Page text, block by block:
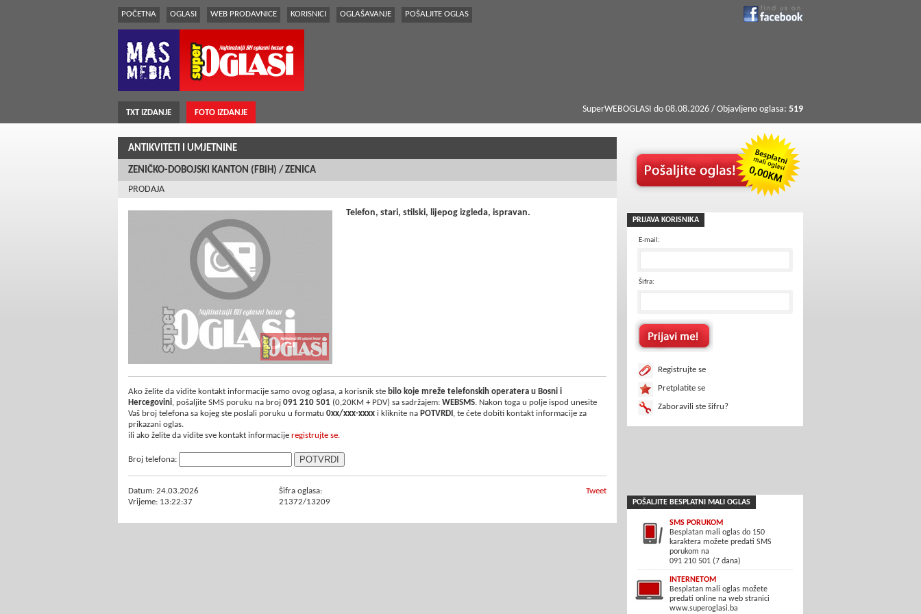
POČETNA OGLASI WEB PRODAVNICE KORISNICI OGLAŠAVANJE POŠALJITE OGLAS
TXT IZDANJE FOTO IZDANJE SuperWEBOGLASI do 08.08.2026 / Objavljeno oglasa: 519
ANTIKVITETI I UMJETNINE
ZENIČKO-DOBOJSKI KANTON (FBiH) / ZENICA
PRODAJA
Telefon, stari, stilski, lijepog izgleda, ispravan.
Ako želite da vidite kontakt informacije samo ovog oglasa, a korisnik ste bilo koje mreže telefonskih operatera u Bosni i
Hercegovini, pošaljite SMS poruku na broj 091 210 501 (0,20KM + PDV) sa sadržajem: WEBSMS. Nakon toga u polje ispod unesite
Vaš broj telefona sa kojeg ste poslali poruku u formatu 0xx/xxx-xxxx i kliknite na POTVRDI , te ćete dobiti kontakt informacije za
prikazani oglas.
ili ako želite da vidite sve kontakt informacije registrujte se.
Broj telefona:
Datum: 24.03.2026
Vrijeme: 13:22:37
Šifra oglasa:
21372/13209
Tweet
PRIJAVA KORISNIKA
E-mail:
Šifra:
Registrujte se
Pretplatite se
Zaboravili ste šifru?
POŠALJITE BESPLATNI MALI OGLAS
SMS PORUKOM
Besplatan mali oglas do 150
karaktera možete predati SMS
porukom na
091 210 501 (7 dana)
INTERNETOM
Besplatan mali oglas možete
predati online na web stranici
www.superoglasi.ba